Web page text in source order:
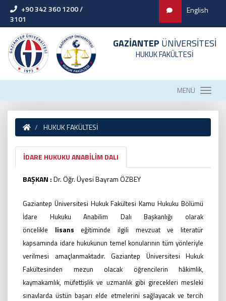
+90 342 360 1200 /
3101
English
GAZİANTEP ÜNİVERSİTESİ
HUKUK FAKÜLTESİ
MENÜ
HUKUK FAKÜLTESİ
İDARE HUKUKU ANABİLİM DALI
BAŞKAN :Dr. Öğr. Üyesi Bayram ÖZBEY
Gaziantep Üniversitesi Hukuk Fakültesi Kamu Hukuku Bölümü
İdare Hukuku Anabilim Dalı Başkanlığı olarak
öncelikle lisans eğitiminde ilgili mevzuat ve literatür
kapsamında idare hukukunun temel konularının tüm yönleriyle
verilmesi amaçlanmaktadır. Gaziantep Üniversitesi Hukuk
Fakültesinden mezun olacak öğrencilerin hâkimlik,
kaymakamlık, müfettişlik ve uzmanlık gibi girecekleri mesleki
sınavlarda üstün başarı elde etmelerini sağlayacak ve tercih